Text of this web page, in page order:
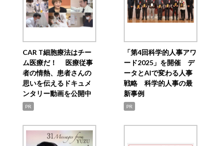
CAR T細胞療法はチー
ム医療だ！ 医療従事
者の情熱、患者さんの
思いを伝えるドキュメ
ンタリー動画を公開中
PR
「第4回科学的人事アワ
ード2025」を開催 デ
ータとAIで変わる人事
戦略 科学的人事の最
新事例
PR